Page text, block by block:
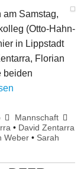
am Samstag,
(Otto-Hahn-
in Lippstadt
Florian
beiden
Mannschaft
• David Zentarra
Weber • Sarah